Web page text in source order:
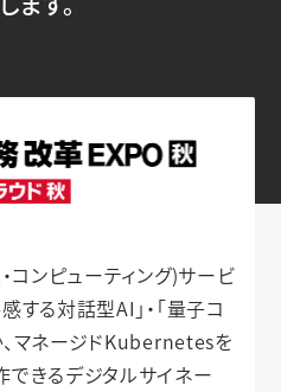
コンピューティング)サービ
する対話型AI」・「量子コ
、マネージドKubernetesを
できるデジタルサイネー